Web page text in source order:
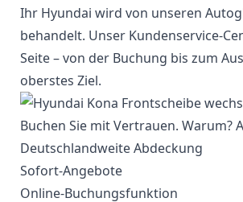
Ihr Hyundai wird von unseren
behandelt. Unser Kundenservice-
Seite – von der Buchung bis zum
oberstes Ziel.
Buchen Sie mit Vertrauen. Warum?
Deutschlandweite Abdeckung
Sofort-Angebote
Online-Buchungsfunktion